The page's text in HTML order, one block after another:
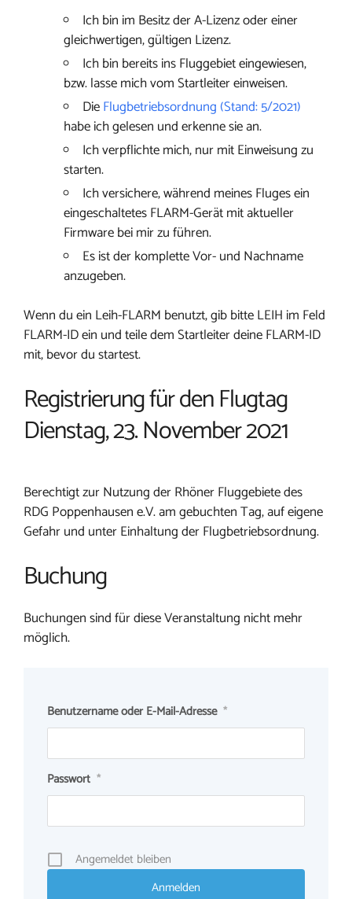
Ich bin im Besitz der A-Lizenz oder einer
gleichwertigen, gültigen Lizenz.
Ich bin bereits ins Fluggebiet eingewiesen,
bzw. lasse mich vom Startleiter einweisen.
DieFlugbetriebsordnung (Stand: 5/2021)
habe ich gelesen und erkenne sie an.
Ich verpflichte mich, nur mit Einweisung zu
starten.
Ich versichere, während meines Fluges ein
eingeschaltetes FLARM-Gerät mit aktueller
Firmware bei mir zu führen.
Es ist der komplette Vor- und Nachname
anzugeben.
Wenn du ein Leih-FLARM benutzt, gib bitte LEIH im Feld
FLARM-ID ein und teile dem Startleiter deine FLARM-ID
mit, bevor du startest.
Registrierung für den Flugtag
Dienstag, 23. November 2021
Berechtigt zur Nutzung der Rhöner Fluggebiete des
RDG Poppenhausen e.V. am gebuchten Tag, auf eigene
Gefahr und unter Einhaltung der Flugbetriebsordnung.
Buchung
Buchungen sind für diese Veranstaltung nicht mehr
möglich.
Benutzername oder E-Mail-Adresse *
Passwort *
Angemeldet bleiben